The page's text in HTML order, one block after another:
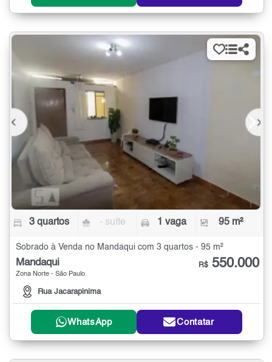
3 quartos - suíte 1 vaga 95 m²
Sobrado à Venda no Mandaqui com 3 quartos - 95 m²
Mandaqui
Zona Norte - São Paulo
Rua Jacarapinima
R$ 550.000
WhatsApp Contatar